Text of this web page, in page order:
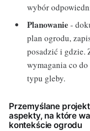
wybór
Planowanie -
plan ogrodu,
posadzić i gdzie.
wymagania co
typu gleby.
Przemyślane
aspekty, na które
kontekście ogrodu